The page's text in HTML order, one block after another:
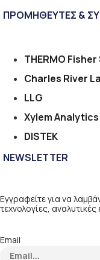
ΠΡΟΜΗΘΕΥΤΕΣ &
THERMO
Charles River
LLG
Xylem Analytics
DISTEK
NEWSLETTER
Εγγραφείτε για να
τεχνολογίες,
Email